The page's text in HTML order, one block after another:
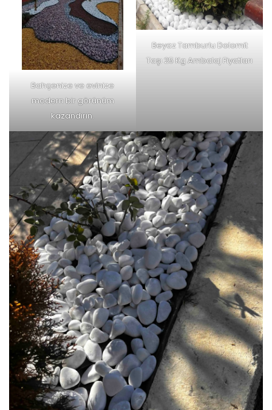
Bahçenize ve evinize
modern bir görünüm
kazandırın.
Beyaz Tamburlu Dolomit
Taşı 25 Kg Ambalaj Fiyatları